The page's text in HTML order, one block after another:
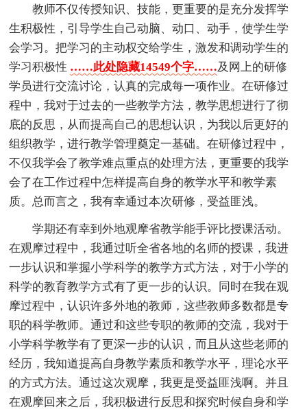
教师不仅传授知识、技能，更重要的是充分发挥学
生积极性，引导学生自己动脑、动口、动手，使学生学
会学习。把学习的主动权交给学生，激发和调动学生的
学习积极性 ……此处隐藏14549个字……及网上的研修
学员进行交流讨论，认真的完成每一项作业。在研修过
程中，我对于过去的一些教学方法，教学思想进行了彻
底的反思，从而提高自己的思想认识，为我以后更好的
组织教学，进行教学管理奠定一基础。在研修过程中，
不仅我学会了教学难点重点的处理方法，更重要的我学
会了在工作过程中怎样提高自身的教学水平和教学素
质。总而言之，我有幸通过本次研修，受益匪浅。
学期还有幸到外地观摩省教学能手评比授课活动。
在观摩过程中，我通过听全省各地的名师的授课，我进
一步认识和掌握小学科学的教学方式方法，对于小学的
科学的教育教学方式有了更一步的认识。同时在我在观
摩过程中，认识许多外地的教师，这些教师多数都是专
职的科学教师。通过和这些专职的教师的交流，我对于
小学科学教学有了更深一步的认识，而且从这些老师的
经历，我知道提高自身教学素质和教学水平，理论水平
的方式方法。通过这次观摩，我更是受益匪浅啊。并且
在观摩回来之后，我积极进行反思和探究时候自身和学